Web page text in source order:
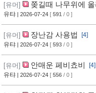
[유머] 쫒길때 나무위에
유탸 | 2026-07-24 [ 591 / 0 ]
[유머] 장난감 사용법
[4]
유탸 | 2026-07-24 [ 593 / 0 ]
[유머] 안매운 페비쵸비
[4]
유탸 | 2026-07-24 [ 556 / 0 ]